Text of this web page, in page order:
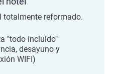
totalmente reformado.
"todo incluido"
desayuno y
WIFI)